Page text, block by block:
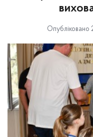
Опубліковано